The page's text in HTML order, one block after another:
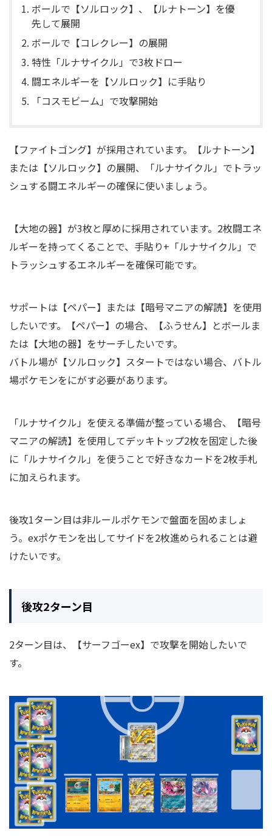
ボールで【ソルロック】、【ルナトーン】を優
先して展開
ボールで【コレクレー】の展開
特性「ルナサイクル」で3枚ドロー
闘エネルギーを【ソルロック】に手貼り
「コスモビーム」で攻撃開始
【ファイトゴング】が採用されています。【ルナトーン】
または【ソルロック】の展開、「ルナサイクル」でトラッ
シュする闘エネルギーの確保に使いましょう。
【大地の器】が3枚と厚めに採用されています。2枚闘エネ
ルギーを持ってくることで、手貼り+「ルナサイクル」で
トラッシュするエネルギーを確保可能です。
サポートは【ペパー】または【暗号マニアの解読】を使用
したいです。【ペパー】の場合、【ふうせん】とボールま
たは【大地の器】をサーチしたいです。
バトル場が【ソルロック】スタートではない場合、バトル
場ポケモンをにがす必要があります。
「ルナサイクル」を使える準備が整っている場合、【暗号
マニアの解読】を使用してデッキトップ2枚を固定した後
に「ルナサイクル」を使うことで好きなカードを2枚手札
に加えられます。
後攻1ターン目は非ルールポケモンで盤面を固めましょ
う。exポケモンを出してサイドを2枚進められることは避
けたいです。
後攻2ターン目
2ターン目は、【サーフゴーex】で攻撃を開始したいで
す。